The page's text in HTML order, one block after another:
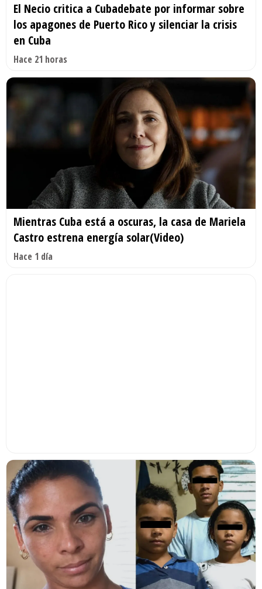
El Necio critica a Cubadebate por informar sobre
los apagones de Puerto Rico y silenciar la crisis
en Cuba
Hace 21 horas
Mientras Cuba está a oscuras, la casa de Mariela
Castro estrena energía solar(Video)
Hace 1 día